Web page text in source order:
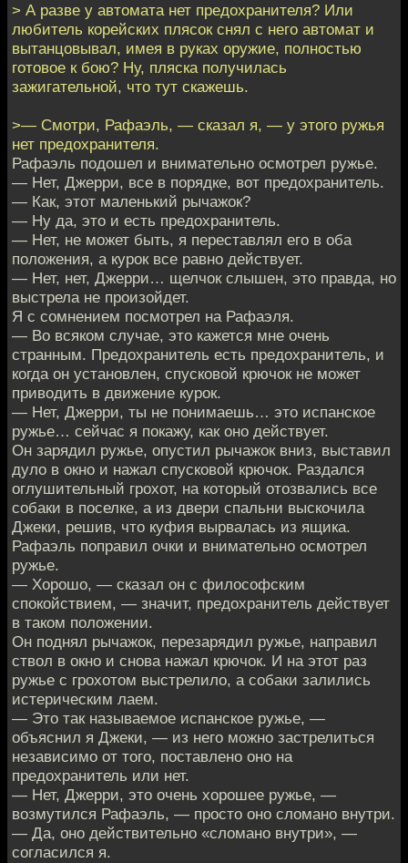
> А разве у автомата нет предохранителя? Или
любитель корейских плясок снял с него автомат и
вытанцовывал, имея в руках оружие, полностью
готовое к бою? Ну, пляска получилась
зажигательной, что тут скажешь.
>— Смотри, Рафаэль, — сказал я, — у этого ружья
нет предохранителя.
Рафаэль подошел и внимательно осмотрел ружье.
— Нет, Джерри, все в порядке, вот предохранитель.
— Как, этот маленький рычажок?
— Ну да, это и есть предохранитель.
— Нет, не может быть, я переставлял его в оба
положения, а курок все равно действует.
— Нет, нет, Джерри… щелчок слышен, это правда, но
выстрела не произойдет.
Я с сомнением посмотрел на Рафаэля.
— Во всяком случае, это кажется мне очень
странным. Предохранитель есть предохранитель, и
когда он установлен, спусковой крючок не может
приводить в движение курок.
— Нет, Джерри, ты не понимаешь… это испанское
ружье… сейчас я покажу, как оно действует.
Он зарядил ружье, опустил рычажок вниз, выставил
дуло в окно и нажал спусковой крючок. Раздался
оглушительный грохот, на который отозвались все
собаки в поселке, а из двери спальни выскочила
Джеки, решив, что куфия вырвалась из ящика.
Рафаэль поправил очки и внимательно осмотрел
ружье.
— Хорошо, — сказал он с философским
спокойствием, — значит, предохранитель действует
в таком положении.
Он поднял рычажок, перезарядил ружье, направил
ствол в окно и снова нажал крючок. И на этот раз
ружье с грохотом выстрелило, а собаки залились
истерическим лаем.
— Это так называемое испанское ружье, —
объяснил я Джеки, — из него можно застрелиться
независимо от того, поставлено оно на
предохранитель или нет.
— Нет, Джерри, это очень хорошее ружье, —
возмутился Рафаэль, — просто оно сломано внутри.
— Да, оно действительно «сломано внутри», —
согласился я.